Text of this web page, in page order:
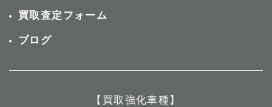
買取査定フォーム
ブログ
【買取強化車種】